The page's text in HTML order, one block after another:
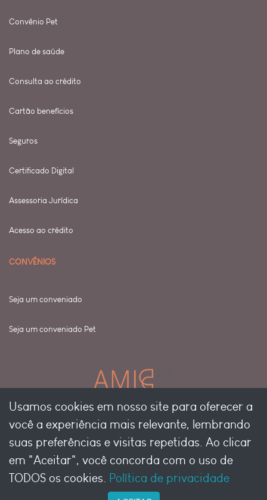
Convênio Pet
Plano de saúde
Consulta ao crédito
Cartão benefícios
Seguros
Certificado Digital
Assessoria Jurídica
Acesso ao crédito
CONVÊNIOS
Seja um conveniado
Seja um conveniado Pet
Usamos cookies em nosso site para oferecer a
você a experiência mais relevante, lembrando
suas preferências e visitas repetidas. Ao clicar
em "Aceitar", você concorda com o uso de
TODOS os cookies. Política de privacidade